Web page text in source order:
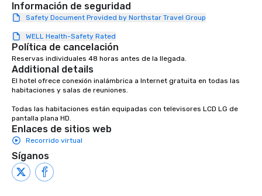
Información de seguridad
Safety Document Provided by Northstar Travel Group
WELL Health-Safety Rated
Política de cancelación
Reservas individuales 48 horas antes de la llegada.
Additional details
El hotel ofrece conexión inalámbrica a Internet gratuita en todas las
habitaciones y salas de reuniones.
Todas las habitaciones están equipadas con televisores LCD LG de
pantalla plana HD.
Enlaces de sitios web
Recorrido virtual
Síganos